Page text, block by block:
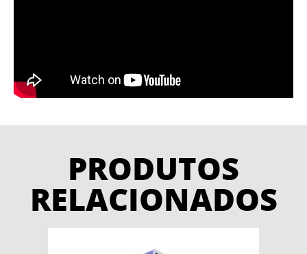
PRODUTOS
RELACIONADOS